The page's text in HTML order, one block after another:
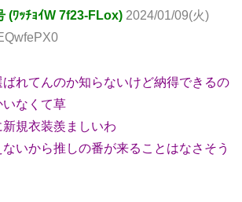
(ﾜｯﾁｮｲW 7f23-FLox) 2024/01/09(火)
れてんのか知らないけど納得できるの
いなくて草
規衣装羨ましいわ
いから推しの番が来ることはなさそう